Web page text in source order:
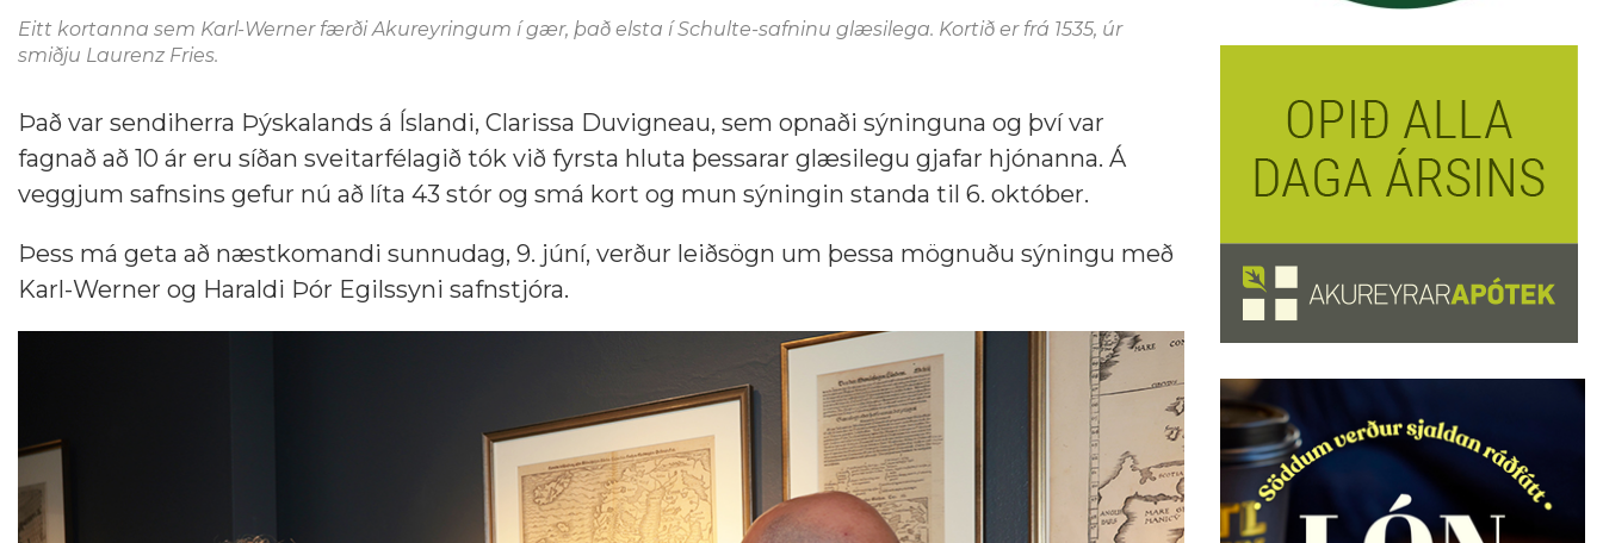
Eitt kortanna sem Karl-Werner færði Akureyringum í gær, það elsta í Schulte-safninu glæsilega. Kortið er frá 1535, úr
smiðju Laurenz Fries.
Það var sendiherra Þýskalands á Íslandi, Clarissa Duvigneau, sem opnaði sýninguna og því var
fagnað að 10 ár eru síðan sveitarfélagið tók við fyrsta hluta þessarar glæsilegu gjafar hjónanna. Á
veggjum safnsins gefur nú að líta 43 stór og smá kort og mun sýningin standa til 6. október.
Þess má geta að næstkomandi sunnudag, 9. júní, verður leiðsögn um þessa mögnuðu sýningu með
Karl-Werner og Haraldi Þór Egilssyni safnstjóra.